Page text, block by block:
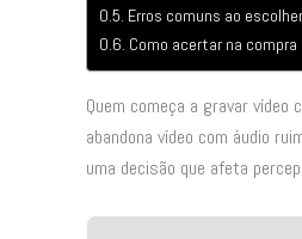
Erros comuns ao
Como acertar na
Quem começa a gravar
abandona vídeo com áudio
uma decisão que afeta